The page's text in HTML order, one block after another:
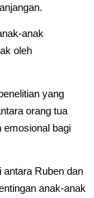
anak
oleh
yang
orang tua
emosional bagi
Ruben dan
anak-anak